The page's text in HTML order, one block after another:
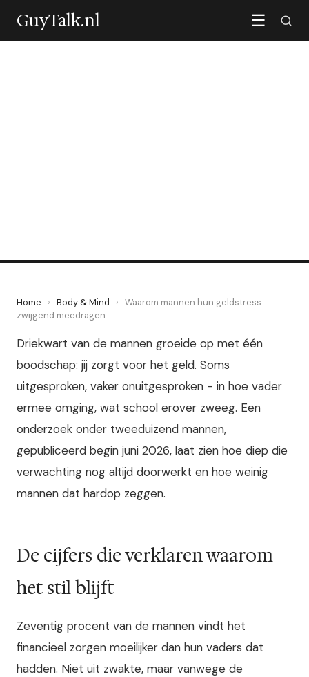
GuyTalk.nl ☰
Home › Body & Mind › Waarom mannen hun geldstress
zwijgend meedragen
Driekwart van de mannen groeide op met één
boodschap: jij zorgt voor het geld. Soms
uitgesproken, vaker onuitgesproken - in hoe vader
ermee omging, wat school erover zweeg. Een
onderzoek onder tweeduizend mannen,
gepubliceerd begin juni 2026, laat zien hoe diep die
verwachting nog altijd doorwerkt en hoe weinig
mannen dat hardop zeggen.
De cijfers die verklaren waarom
het stil blijft
Zeventig procent van de mannen vindt het
financieel zorgen moeilijker dan hun vaders dat
hadden. Niet uit zwakte, maar vanwege de